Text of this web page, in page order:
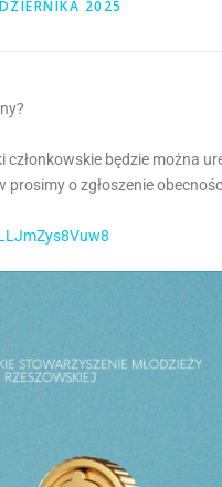
2025
członkowskie będzie można
prosimy o zgłoszenie